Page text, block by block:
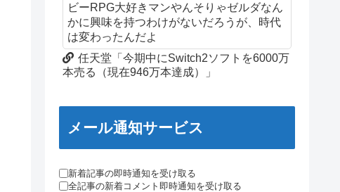
ビーRPG大好きマンやんそりゃゼルダなん
かに興味を持つわけがないだろうが、時代
は変わったんだよ
任天堂「今期中にSwitch2ソフトを6000万
本売る（現在946万本達成）」
メール通知サービス
新着記事の即時通知を受け取る
全記事の新着コメント即時通知を受け取る